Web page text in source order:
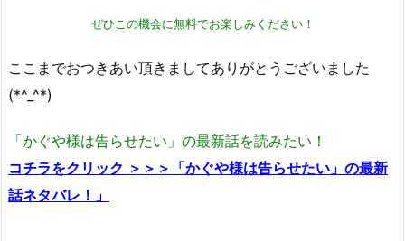
ぜひこの機会に無料でお楽しみください！
ここまでおつきあい頂きましてありがとうございました
(*^_^*)
「かぐや様は告らせたい」の最新話を読みたい！
コチラをクリック ＞＞＞「かぐや様は告らせたい」の最新
話ネタバレ！」